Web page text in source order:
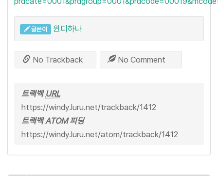
글쓴이 윈디하나
No Trackback No Comment
트랙백 URL
https://windy.luru.net/trackback/1412
트랙백 ATOM 피딩
https://windy.luru.net/atom/trackback/1412